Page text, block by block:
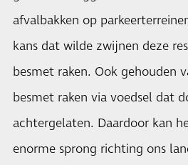
afvalbakken op
kans dat wilde zwijnen deze
besmet raken. Ook gehouden
besmet raken via voedsel dat
achtergelaten. Daardoor kan
enorme sprong richting ons